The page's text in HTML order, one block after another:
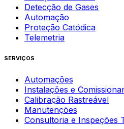
Detecção de Gases
Automação
Proteção Catódica
Telemetria
SERVIÇOS
Automações
Instalações e
Calibração Rastreável
Manutenções
Consultoria e Inspeções